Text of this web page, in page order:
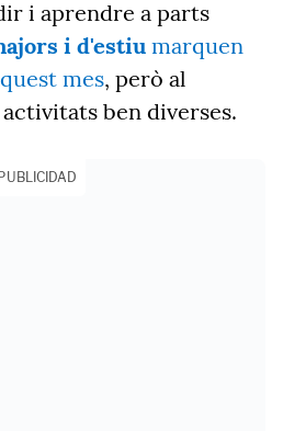
i aprendre a parts
i d'estiu marquen
mes, però al
ben diverses.
PUBLICIDAD